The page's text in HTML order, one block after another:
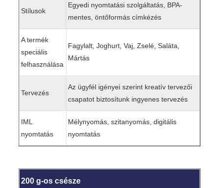
Stílusok
Egyedi nyomtatási szolgáltatás, BPA-
mentes, öntőformás címkézés
A termék
speciális
felhasználása
Fagylalt, Joghurt, Vaj, Zselé, Saláta,
Mártás
Tervezés
Az ügyfél igényei szerint kreatív tervezői
csapatot biztosítunk ingyenes tervezés
IML
nyomtatás
Mélynyomás, szitanyomás, digitális
nyomtatás
200 g-os csésze